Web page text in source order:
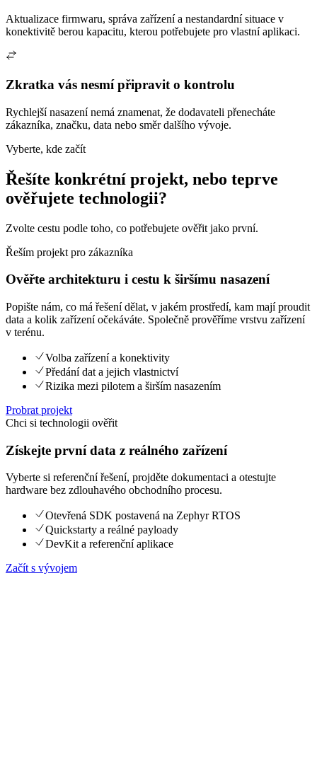
Aktualizace firmwaru, správa zařízení a nestandardní situace v
konektivitě berou kapacitu, kterou potřebujete pro vlastní aplikaci.
Zkratka vás nesmí připravit o kontrolu
Rychlejší nasazení nemá znamenat, že dodavateli přenecháte
zákazníka, značku, data nebo směr dalšího vývoje.
Vyberte, kde začít
Řešíte konkrétní projekt, nebo teprve
ověřujete technologii?
Zvolte cestu podle toho, co potřebujete ověřit jako první.
Řeším projekt pro zákazníka
Ověřte architekturu i cestu k širšímu nasazení
Popište nám, co má řešení dělat, v jakém prostředí, kam mají proudit
data a kolik zařízení očekáváte. Společně prověříme vrstvu zařízení
v terénu.
Volba zařízení a konektivity
Předání dat a jejich vlastnictví
Rizika mezi pilotem a širším nasazením
Probrat projekt
Chci si technologii ověřit
Získejte první data z reálného zařízení
Vyberte si referenční řešení, projděte dokumentaci a otestujte
hardware bez zdlouhavého obchodního procesu.
Otevřená SDK postavená na Zephyr RTOS
Quickstarty a reálné payloady
DevKit a referenční aplikace
Začít s vývojem